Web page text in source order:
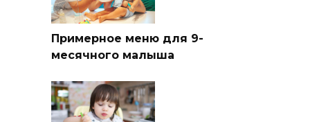
Примерное меню для 9-
месячного малыша